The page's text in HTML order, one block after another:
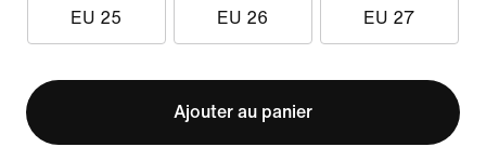
EU 25 EU 26 EU 27
Ajouter au panier